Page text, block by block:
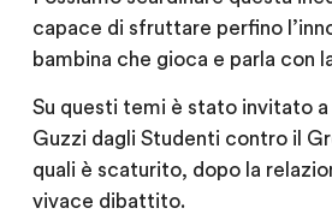
capace di sfruttare perfino
bambina che gioca e parla con
Su questi temi è stato invitato
Guzzi dagli Studenti contro il
quali è scaturito, dopo la
vivace dibattito.